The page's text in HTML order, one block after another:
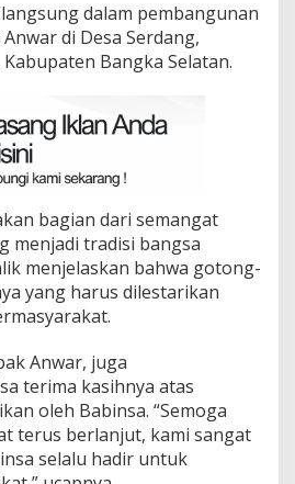
dalam pembangunan
di Desa Serdang,
Bangka Selatan.
bagian dari semangat
menjadi tradisi bangsa
menjelaskan bahwa gotong-
yang harus dilestarikan
Anwar, juga
terima kasihnya atas
oleh Babinsa. “Semoga
terus berlanjut, kami sangat
selalu hadir untuk